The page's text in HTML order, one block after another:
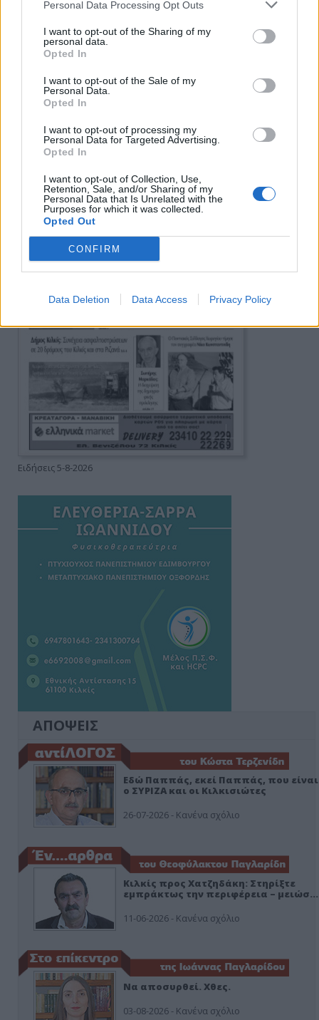
Personal Data Processing Opt Outs
I want to opt-out of the Sharing of my
personal data.
Opted In
I want to opt-out of the Sale of my
Personal Data.
Opted In
I want to opt-out of processing my
Personal Data for Targeted Advertising.
Opted In
I want to opt-out of Collection, Use,
Retention, Sale, and/or Sharing of my
Personal Data that Is Unrelated with the
Purposes for which it was collected.
Opted Out
CONFIRM
Data Deletion Data Access Privacy Policy
Πρωινή 5-8-2026
Ειδήσεις 5-8-2026
ΑΠΟΨΕΙΣ
Εδώ Παππάς, εκεί Παππάς, που είναι
ο ΣΥΡΙΖΑ και οι Κιλκισιώτες
26-07-2026 - Κανένα σχόλιο
Κιλκίς προς Χατζηδάκη: Στηρίξτε
εμπράκτως την περιφέρεια – μειώσ…
11-06-2026 - Κανένα σχόλιο
Να αποσυρθεί. Χθες.
03-08-2026 - Κανένα σχόλιο